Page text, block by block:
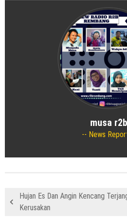
musa r2b
News
Hujan Es Dan Angin Kencang
Kerusakan